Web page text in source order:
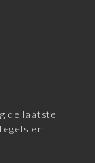
de laatste
en